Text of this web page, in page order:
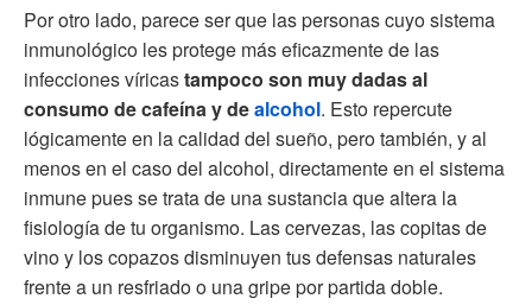
Por otro lado, parece ser que las personas cuyo sistema
inmunológico les protege más eficazmente de las
infecciones víricastampoco son muy dadas al
consumo de cafeína y dealcohol. Esto repercute
lógicamente en la calidad del sueño, pero también, y al
menos en el caso del alcohol, directamente en el sistema
inmune pues se trata de una sustancia que altera la
fisiología de tu organismo. Las cervezas, las copitas de
vino y los copazos disminuyen tus defensas naturales
frente a un resfriado o una gripe por partida doble.